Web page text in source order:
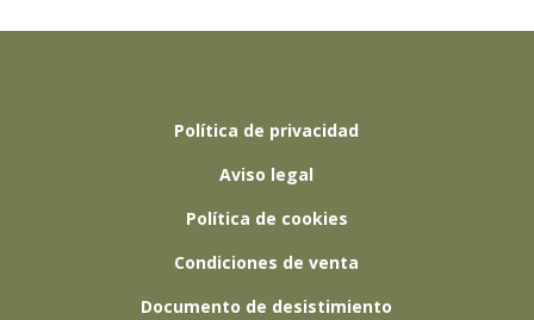
Política de privacidad
Aviso legal
Política de cookies
Condiciones de venta
Documento de desistimiento